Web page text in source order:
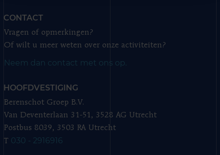
CONTACT
Vragen of opmerkingen?
Of wilt u meer weten over onze activiteiten?
Neem dan contact met ons op.
HOOFDVESTIGING
Berenschot Groep B.V.
Van Deventerlaan 31-51, 3528 AG Utrecht
Postbus 8039, 3503 RA Utrecht
T 030 - 2916916